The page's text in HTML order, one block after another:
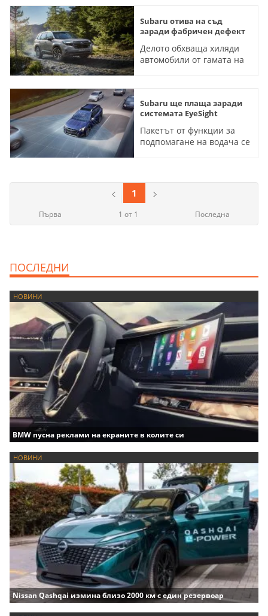
Subaru отива на съд
заради фабричен дефект
Делото обхваща хиляди
автомобили от гамата на
Subaru ще плаща заради
системата EyeSight
Пакетът от функции за
подпомагане на водача се
1 от 1 Последна
1
Първа
ПОСЛЕДНИ
НОВИНИ
BMW пусна реклами на екраните в колите си
НОВИНИ
Nissan Qashqai измина близо 2000 км с един резервоар